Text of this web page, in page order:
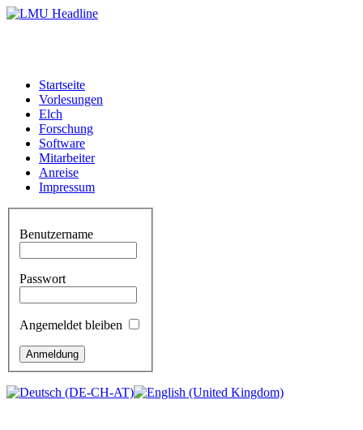
Startseite
Vorlesungen
Elch
Forschung
Software
Mitarbeiter
Anreise
Impressum
Benutzername
Passwort
Angemeldet bleiben